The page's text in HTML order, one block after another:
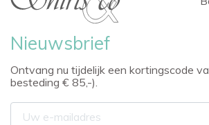
Nieuwsbrief
Ontvang nu tijdelijk een kortingscode
besteding € 85,-).